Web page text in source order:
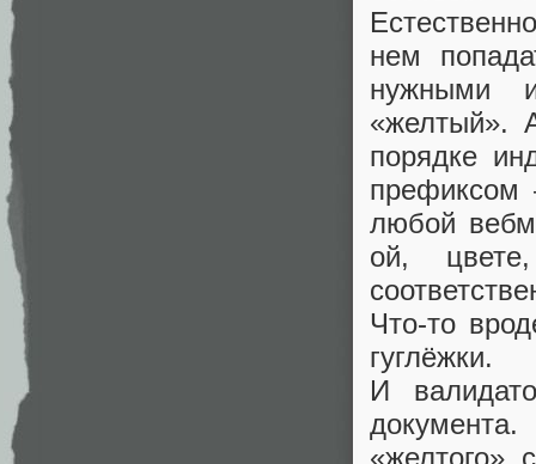
нем
нужными
«желтый».
порядке
любой
ой,
Что-то
гуглёжки.
И
«желтого»